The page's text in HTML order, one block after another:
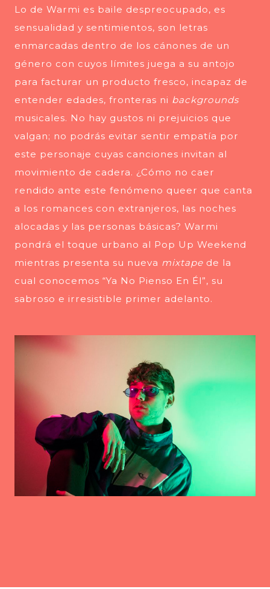
Lo de Warmi es baile despreocupado, es
sensualidad y sentimientos, son letras
enmarcadas dentro de los cánones de un
género con cuyos límites juega a su antojo
para facturar un producto fresco, incapaz de
entender edades, fronteras ni backgrounds
musicales. No hay gustos ni prejuicios que
valgan; no podrás evitar sentir empatía por
este personaje cuyas canciones invitan al
movimiento de cadera. ¿Cómo no caer
rendido ante este fenómeno queer que canta
a los romances con extranjeros, las noches
alocadas y las personas básicas? Warmi
pondrá el toque urbano al Pop Up Weekend
mientras presenta su nueva mixtape de la
cual conocemos “Ya No Pienso En Él”, su
sabroso e irresistible primer adelanto.